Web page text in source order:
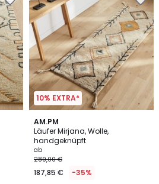
10% EXTRA*
AM.PM
Läufer Mirjana, Wolle,
handgeknüpft
ab
289,00 €
187,85 € -35%
4
/
5